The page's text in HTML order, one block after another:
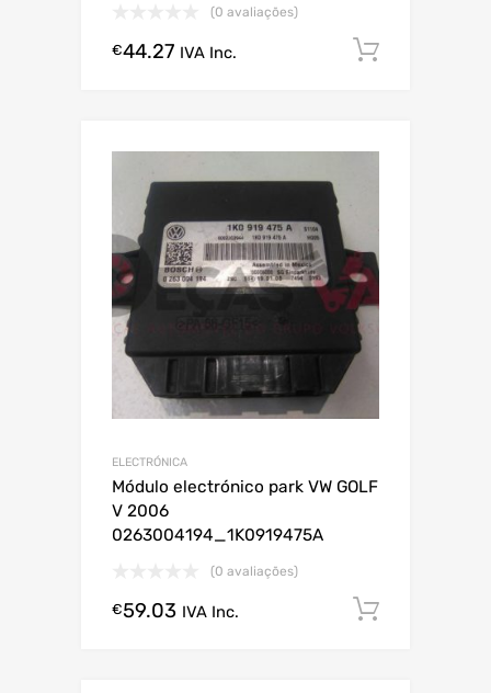
(0 avaliações)
€44.27 IVA Inc.
ELECTRÓNICA
Módulo electrónico park VW GOLF
V 2006
0263004194_1K0919475A
(0 avaliações)
€59.03 IVA Inc.